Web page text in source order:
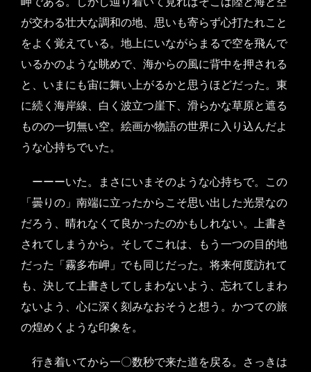
が交わる壮大な調和の地、思いも寄らず心打たれこと
をよく覚えている。地上にいながらまるで空を飛んで
いるかのような眺めで、海からの風に背中を押される
と、いまにも宙に舞い上がるかと思うほどだった。東
に続く海岸線、白く波立つ崖下、滑らかな草原と遮る
ものの一切無い空。絵画か物語の世界に入り込んだよ
うな心持ちでいた。
ーーーいた。まさにいまそのような心持ちで。この
「曇りの」南端に立ったからこそ思い出した光景なの
だろう、晴れなくて良かったのかもしれない。上書き
されてしまうから。そしてこれは、もう一つの目的地
だった「霧多布岬」でも同じだった。将来何度訪れて
も、決して上書きしてしまわないよう、忘れてしまわ
ないよう、心に深く刻みなおそうと想う。かつての旅
の煌めくような印象を。
行き着いてから一〇数秒で来た道を戻る。さっきは